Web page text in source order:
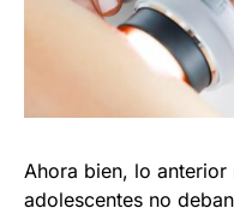
Ahora bien, lo
adolescentes no